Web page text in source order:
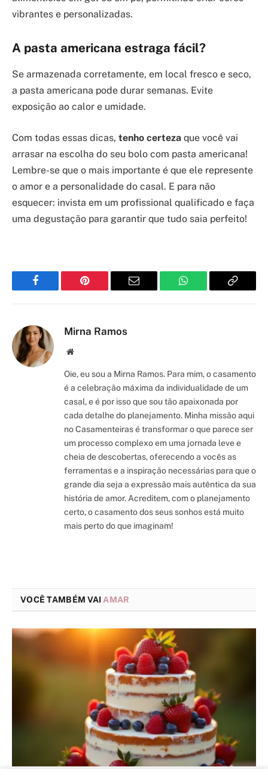
vibrantes e personalizadas.
A pasta americana estraga fácil?
Se armazenada corretamente, em local fresco e seco,
a pasta americana pode durar semanas. Evite
exposição ao calor e umidade.
Com todas essas dicas, tenho certeza que você vai
arrasar na escolha do seu bolo com pasta americana!
Lembre-se que o mais importante é que ele represente
o amor e a personalidade do casal. E para não
esquecer: invista em um profissional qualificado e faça
uma degustação para garantir que tudo saia perfeito!
Facebook Pinterest Email WhatsApp Copy
Mirna Ramos
Site/Blog
Oie, eu sou a Mirna Ramos. Para mim, o casamento
é a celebração máxima da individualidade de um
casal, e é por isso que sou tão apaixonada por
cada detalhe do planejamento. Minha missão aqui
no Casamenteiras é transformar o que parece ser
um processo complexo em uma jornada leve e
cheia de descobertas, oferecendo a vocês as
ferramentas e a inspiração necessárias para que o
grande dia seja a expressão mais autêntica da sua
história de amor. Acreditem, com o planejamento
certo, o casamento dos seus sonhos está muito
mais perto do que imaginam!
VOCÊ TAMBÉM VAI AMAR